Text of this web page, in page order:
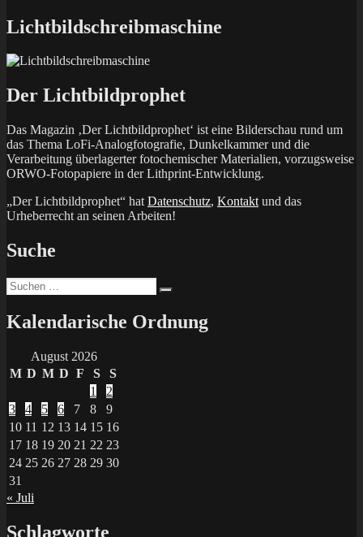
Lichtbildschreibmaschine
Der Lichtbildprophet
Das Magazin ‚Der Lichtbildprophet‘ ist eine Bilderschau rund um
das Thema LoFi-Analogfotografie, Dunkelkammer und die
Verarbeitung überlagerter fotochemischer Materialien, vorzugsweise
ORWO-Fotopapiere in der Lithprint-Entwicklung.
„Der Lichtbildprophet“ hat Datenschutz, Kontakt und das
Urheberrecht an seinen Arbeiten!
Suche
Suchen
nach:
Kalendarische Ordnung
August 2026
M D M D F S
S
1
2
3
4 5 6 7 8
9
10 11 12 13 14 15 16
17 18 19 20 21 22 23
24 25 26 27 28 29 30
31
« Juli
Schlagworte